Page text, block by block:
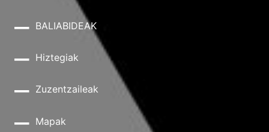
BALIABIDEAK
Hiztegiak
Zuzentzaileak
Mapak